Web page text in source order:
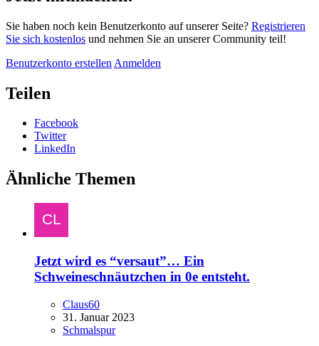
Sie haben noch kein Benutzerkonto auf unserer Seite? Registrieren
Sie sich kostenlos und nehmen Sie an unserer Community teil!
Benutzerkonto erstellen Anmelden
Teilen
Facebook
Twitter
LinkedIn
Ähnliche Themen
Jetzt wird es “versaut”… Ein
Schweineschnäutzchen in 0e entsteht.
Claus60
31. Januar 2023
Schmalspur